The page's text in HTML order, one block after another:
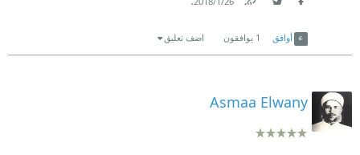
أوافق 1 يوافقون اضف تعليق
Asmaa Elwany